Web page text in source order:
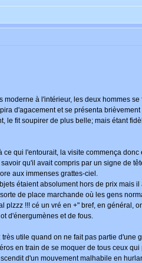
à l'intérieur, les deux hommes
d'agacement et se présenta
fit soupirer de plus belle; mais étant
qui l'entourait, la visite commença
qu'il avait compris par un signe de
aux immenses grattes-ciel.
étaient absolument hors de prix mais
de place marchande où les gens
!!! cé un vré en +" bref, en général,
d'énergumènes et de fous.
utile quand on ne fait pas partie d'une
en train de se moquer de tous ceux
d'un mouvement malhabile en